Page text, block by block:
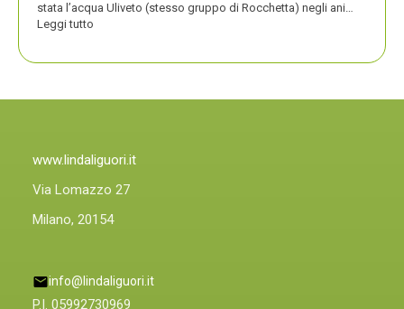
stata l’acqua Uliveto (stesso gruppo di Rocchetta) negli ani…
Leggi tutto
www.lindaliguori.it
Via Lomazzo 27
Milano, 20154
info@lindaliguori.it
P.I. 05992730969